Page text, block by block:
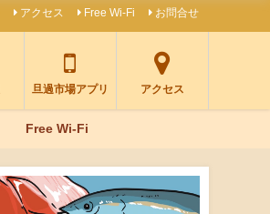
アクセス Free Wi-Fi お問合せ
旦過市場アプリ アクセス
Free Wi-Fi